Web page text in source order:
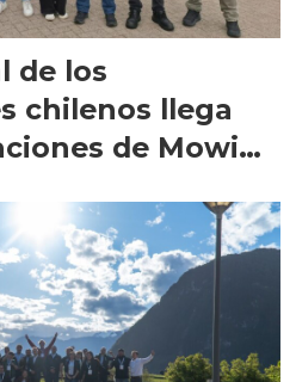
de los
chilenos llega
de Mowi